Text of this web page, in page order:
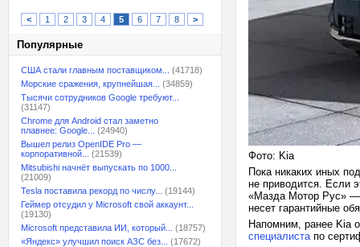
< 1 2 3 4 5 6 7 8 >
Популярные
США стали главным поставщиком...
(41718)
Морские сражения, крупнейшая...
(34859)
Тысячи сотрудников Google требуют...
(31147)
Chrome для Android стал заметно
плавнее: Google...
(24940)
Вышел релиз OpenIDE Pro —
корпоративной...
(21539)
Mitsubishi начнёт выпускать по 1000...
(21009)
Tesla поставила рекорд по числу...
(19144)
Геймер отсудил у Microsoft свой аккаунт...
(19130)
Microsoft представила ИИ, который...
(18757)
«Яндекс» улучшил поиск АЗС без...
(17672)
Фото: Kia
Пока никаких иных
не приводится. Если
«Мазда Мотор Рус» —
несет гарантийные
Напомним, ранее Kia
специалистапо